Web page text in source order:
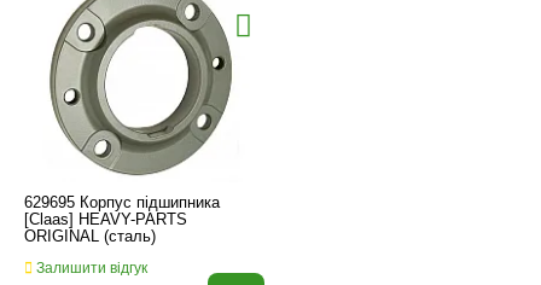
629695 Корпус підшипника
[Claas] HEAVY-PARTS
ORIGINAL (сталь)
Залишити відгук